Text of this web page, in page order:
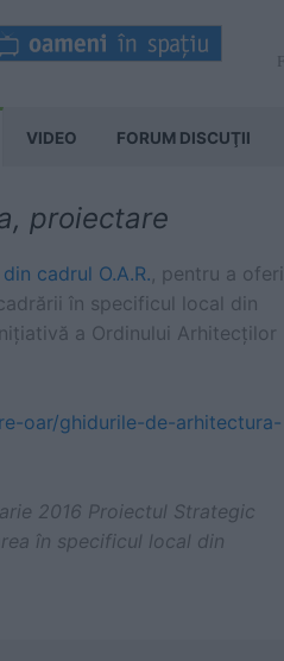
VIDEO FORUM DISCUŢII
proiectare
cadrul O.A.R., pentru a oferi
în specificul local din
a Ordinului Arhitecților
oar/ghidurile-de-arhitectura-
2016 Proiectul Strategic
în specificul local din